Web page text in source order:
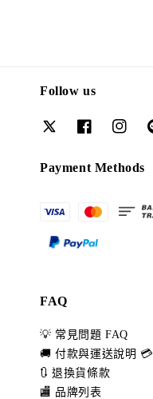
Follow us
Payment Methods
FAQ
💡 常見問題 FAQ
🚚 付款與運送說明 💳
🔃 退換貨條款
🏬 品牌列表